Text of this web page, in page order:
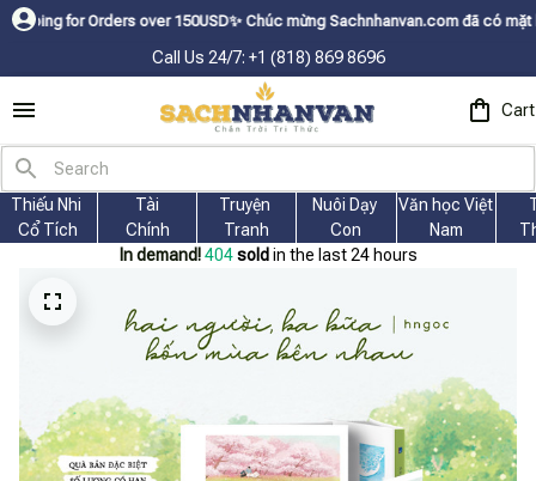
over 150USDㅤ✨Chúc mừng Sachnhanvan.com đã có mặt hơn 200
Call Us 24/7: +1 (818) 869 8696
Cart
Thiếu Nhi
Cổ Tích
Tài
Chính
Truyện
Tranh
Nuôi Dạy
Con
Văn học Việt
Nam
In demand! 408 sold in the last 24 hours